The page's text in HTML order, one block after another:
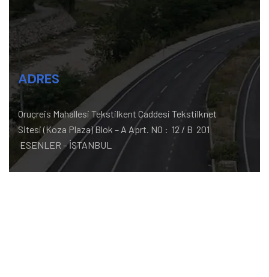
ADRES
Oruçreis Mahallesi Tekstilkent Caddesi Tekstilknet
Sitesi (Koza Plaza) Blok – A Aprt. NO : 12 / B 201
ESENLER – İSTANBUL